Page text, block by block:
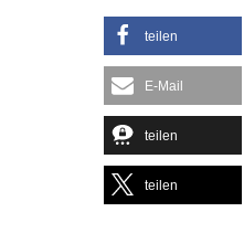
teilen
E-Mail
teilen
teilen